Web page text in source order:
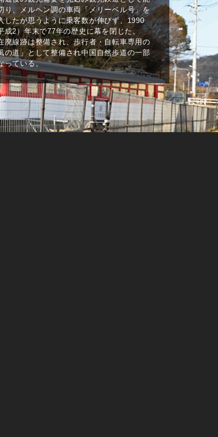
り、メルヘン調の車両「メリーベル号」を
したが思うように乗客数が伸びず、1990
成2）年末で77年の歴史に幕を閉じた。
廃線跡は整備され、歩行者・自転車専用の
の道」として整備され中国自然歩道の一部
っている。